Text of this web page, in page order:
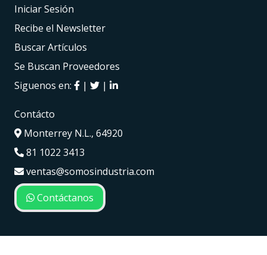
Iniciar Sesión
Recibe el Newsletter
Buscar Artículos
Se Buscan Proveedores
Siguenos en:
| |
Contácto
Monterrey N.L., 64920
81 1022 3413
ventas@somosindustria.com
Contáctanos